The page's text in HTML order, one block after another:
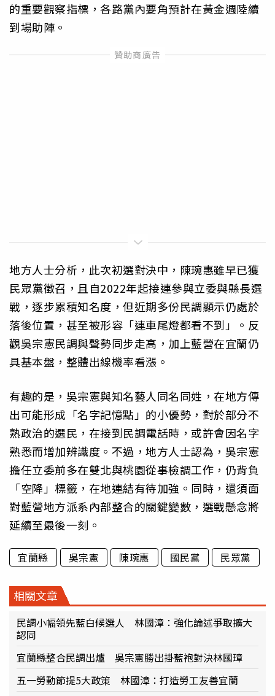
的重要觀察指標，各路黨內要角預計在黃金週陸續
到場助陣。
地方人士分析，此次初選對決中，陳琬惠雖早已獲
民眾黨徵召，且自2022年起接連參與立委與縣長選
戰，逐步累積知名度，但近期多份民調顯示仍處於
落後位置，甚至被形容「連車尾燈都看不到」。反
觀吳宗憲民調與聲勢同步走高，加上藍營在宜蘭仍
具基本盤，整體出線機率看漲。
有趣的是，吳宗憲與知名藝人同名同姓，在地方傳
出可能形成「名字記憶點」的小優勢，對於部分不
熟政治的選民，在接到民調電話時，或許會因名字
熟悉而增加辨識度。不過，地方人士認為，吳宗憲
擔任立委前多在雙北與桃園從事檢調工作，仍背負
「空降」標籤，在地連結有待加強。同時，還須面
對藍營地方派系內部整合的關鍵變數，選戰懸念將
延續至最後一刻。
宜蘭縣 吳宗憲 陳琬惠 國民黨 民眾黨
相關文章
民調小幅領先藍白候選人 林國漳：強化論述爭取擴大
認同
宜蘭縣整合民調出爐 吳宗憲勝出掛藍袍對決林國璋
五一勞動節提5大政策 林國漳：打造勞工友善宜蘭